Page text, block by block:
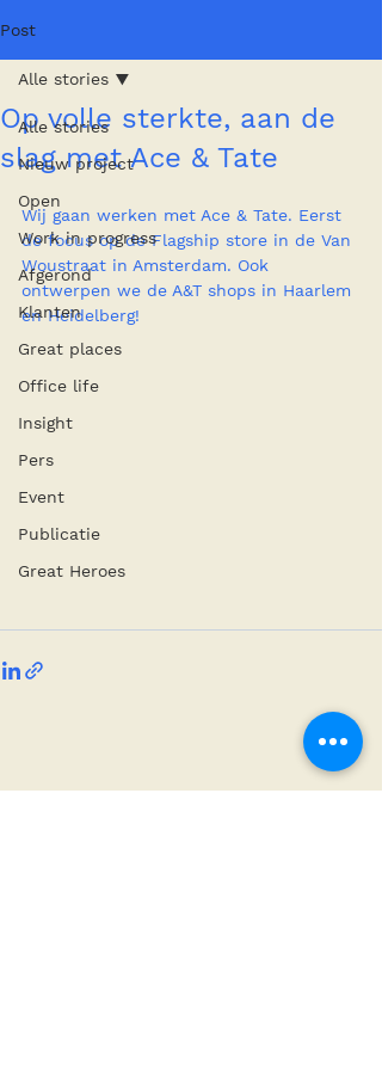
Post
Alle stories
Nieuw project
Open
Work in progress
Afgerond
Klanten
Great places
Office life
Insight
Pers
Event
Publicatie
Great Heroes
Alle stories
Op volle sterkte, aan de
slag met Ace & Tate
Wij gaan werken met Ace & Tate. Eerst
de focus op de Flagship store in de Van
Woustraat in Amsterdam. Ook
ontwerpen we de A&T shops in Haarlem
en Heidelberg!